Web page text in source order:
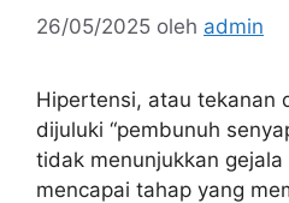
26/05/2025 oleh admin
Hipertensi, atau tekanan
dijuluki “pembunuh
tidak menunjukkan
mencapai tahap yang